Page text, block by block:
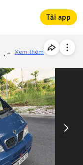
Tải app
không thể liên hệ với
tin đăng tương tự
Xem thêm